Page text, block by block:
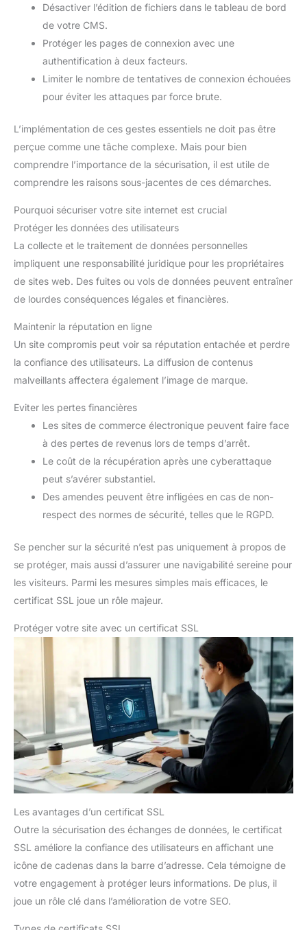
Désactiver l’édition de fichiers dans le tableau de bord
de votre CMS.
Protéger les pages de connexion avec une
authentification à deux facteurs.
Limiter le nombre de tentatives de connexion échouées
pour éviter les attaques par force brute.
L’implémentation de ces gestes essentiels ne doit pas être
perçue comme une tâche complexe. Mais pour bien
comprendre l’importance de la sécurisation, il est utile de
comprendre les raisons sous-jacentes de ces démarches.
Pourquoi sécuriser votre site internet est crucial
Protéger les données des utilisateurs
La collecte et le traitement de données personnelles
impliquent une responsabilité juridique pour les propriétaires
de sites web. Des fuites ou vols de données peuvent entraîner
de lourdes conséquences légales et financières.
Maintenir la réputation en ligne
Un site compromis peut voir sa réputation entachée et perdre
la confiance des utilisateurs. La diffusion de contenus
malveillants affectera également l’image de marque.
Eviter les pertes financières
Les sites de commerce électronique peuvent faire face
à des pertes de revenus lors de temps d’arrêt.
Le coût de la récupération après une cyberattaque
peut s’avérer substantiel.
Des amendes peuvent être infligées en cas de non-
respect des normes de sécurité, telles que le RGPD.
Se pencher sur la sécurité n’est pas uniquement à propos de
se protéger, mais aussi d’assurer une navigabilité sereine pour
les visiteurs. Parmi les mesures simples mais efficaces, le
certificat SSL joue un rôle majeur.
Protéger votre site avec un certificat SSL
Les avantages d’un certificat SSL
Outre la sécurisation des échanges de données, le certificat
SSL améliore la confiance des utilisateurs en affichant une
icône de cadenas dans la barre d’adresse. Cela témoigne de
votre engagement à protéger leurs informations. De plus, il
joue un rôle clé dans l’amélioration de votre SEO.